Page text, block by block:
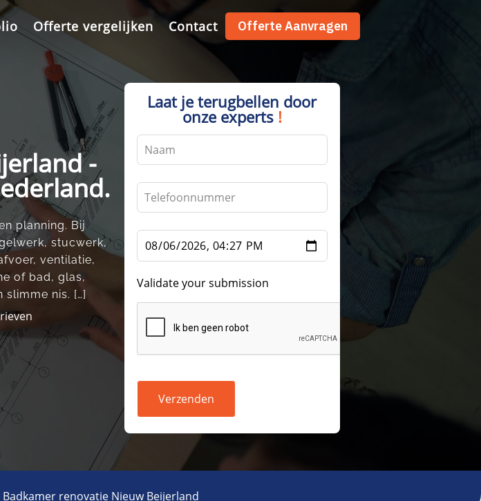
Offerte vergelijken Contact Offerte Aanvragen
-
planning.​ Bij
stucwerk,
ventilatie,
of bad, glas,
nis.​ […]
Laat je terugbellen door
onze experts !
Leave
this
blank
Validate your submission
Verzenden
Badkamer renovatie Nieuw Beijerland